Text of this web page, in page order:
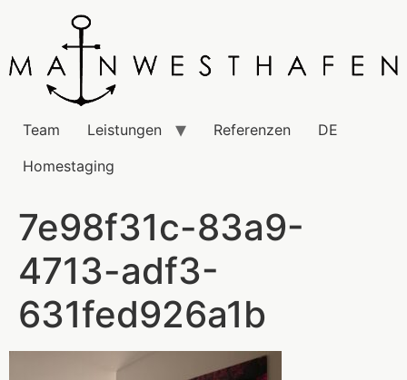
Team Leistungen Referenzen
DE
Homestaging
7e98f31c-83a9-
4713-adf3-
631fed926a1b